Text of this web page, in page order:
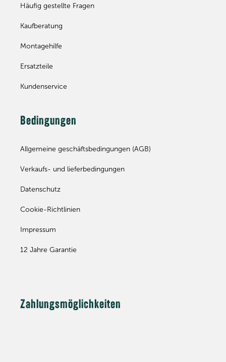
Häufig gestellte Fragen
Kaufberatung
Montagehilfe
Ersatzteile
Kundenservice
Bedingungen
Allgemeine geschäftsbedingungen (AGB)
Verkaufs- und lieferbedingungen
Datenschutz
Cookie-Richtlinien
Impressum
12 Jahre Garantie
Zahlungsmöglichkeiten